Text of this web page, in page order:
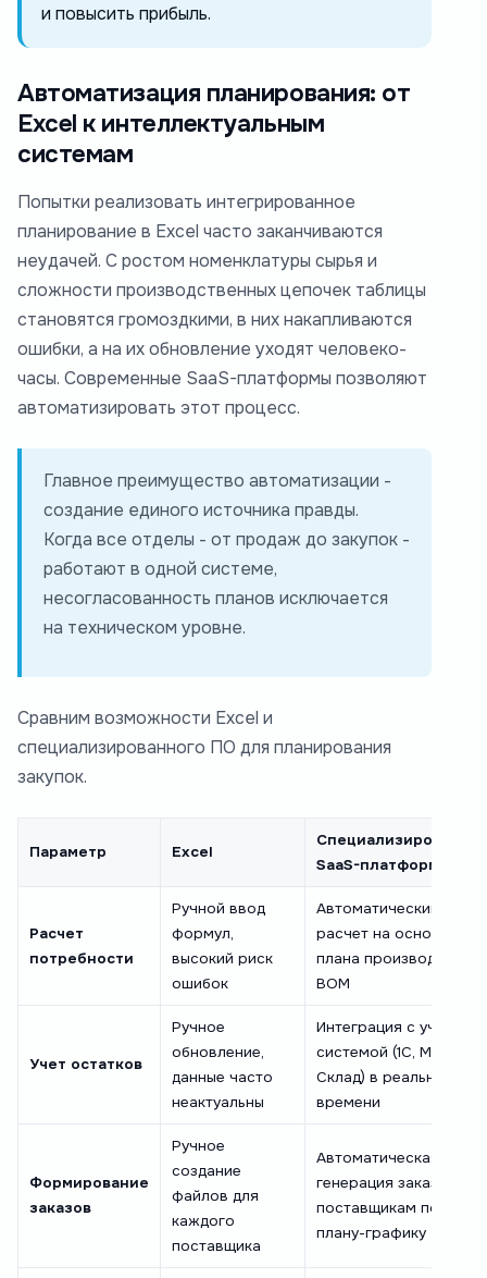
и повысить прибыль.
Автоматизация планирования: от
Excel к интеллектуальным
системам
Попытки реализовать интегрированное
планирование в Excel часто заканчиваются
неудачей. С ростом номенклатуры сырья и
сложности производственных цепочек таблицы
становятся громоздкими, в них накапливаются
ошибки, а на их обновление уходят человеко-
часы. Современные SaaS-платформы позволяют
автоматизировать этот процесс.
Главное преимущество автоматизации -
создание единого источника правды.
Когда все отделы - от продаж до закупок -
работают в одной системе,
несогласованность планов исключается
на техническом уровне.
Сравним возможности Excel и
специализированного ПО для планирования
закупок.
Параметр Excel
Специализированная
SaaS-платформа
Расчет
потребности
Ручной ввод
формул,
высокий риск
ошибок
Автоматический
расчет на основе
плана производства и
BOM
Учет остатков
Ручное
обновление,
данные часто
неактуальны
Интеграция с учетной
системой (1С, Мой
Склад) в реальном
времени
Формирование
заказов
Ручное
создание
файлов для
каждого
поставщика
Автоматическая
генерация заказов
поставщикам по
плану-графику